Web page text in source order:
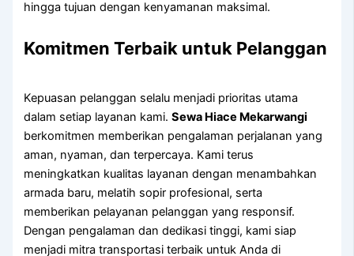
hingga tujuan dengan kenyamanan maksimal.
Komitmen Terbaik untuk Pelanggan
Kepuasan pelanggan selalu menjadi prioritas utama
dalam setiap layanan kami.Sewa Hiace Mekarwangi
berkomitmen memberikan pengalaman perjalanan yang
aman, nyaman, dan terpercaya. Kami terus
meningkatkan kualitas layanan dengan menambahkan
armada baru, melatih sopir profesional, serta
memberikan pelayanan pelanggan yang responsif.
Dengan pengalaman dan dedikasi tinggi, kami siap
menjadi mitra transportasi terbaik untuk Anda di